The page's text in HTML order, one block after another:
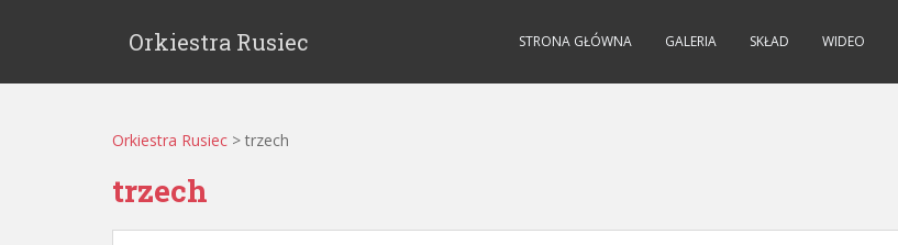
Orkiestra Rusiec STRONA GŁÓWNA GALERIA SKŁAD WIDEO
Orkiestra Rusiec > trzech
trzech